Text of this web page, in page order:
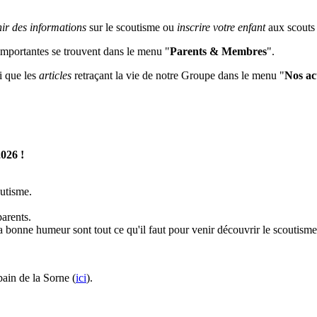
des informations sur le scoutisme ou inscrire votre enfantaux
se trouvent dans le menu "Parents & Membres".
que les articles retraçant la vie de notre Groupe dans le menu "Nos
!
bonne humeur sont tout ce qu'il faut pour venir découvrir le
de la Sorne (ici).